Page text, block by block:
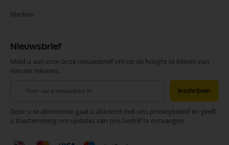
Merken
Nieuwsbrief
Meld u aan voor onze nieuwsbrief om op de hoogte te blijven van
nieuwe releases.
onze
nieuwsbrief
Inschrijven
Door u te abonneren gaat u akkoord met ons privacybeleid en geeft
u toestemming om updates van ons bedrijf te ontvangen.